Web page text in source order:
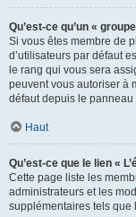
Qu’est-ce qu’un «
Si vous êtes membre de
d’utilisateurs par défaut
le rang qui vous sera
peuvent vous autoriser à
défaut depuis le panneau
Haut
Qu’est-ce que le lien «
Cette page liste les
administrateurs et les
supplémentaires tels que